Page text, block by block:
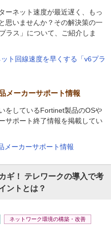
ーネット速度が最近遅く、もっ
思いませんか？その解決策の一
ラス」について、ご紹介しま
ト回線速度を早くする「v6プラ
メーカーサポート情報
をしているFortinet製品のOSや
サポート終了情報を掲載してい
メーカーサポート情報
ギ！ テレワークの導入で考
ントとは？
ネットワーク環境の構築・改善